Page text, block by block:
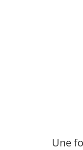
Une